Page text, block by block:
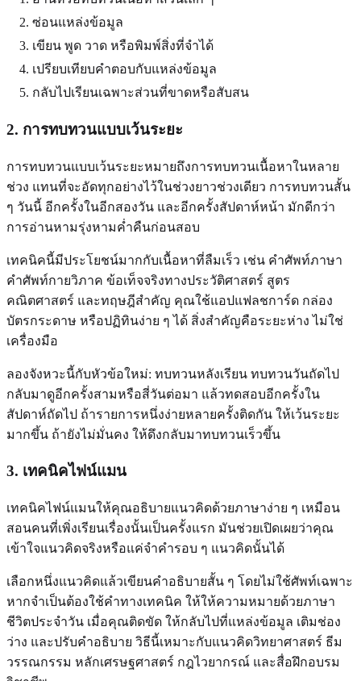
ซ่อนแหล่งข้อมูล
เขียน พูด วาด หรือพิมพ์สิ่งที่จำได้
เปรียบเทียบคำตอบกับแหล่งข้อมูล
กลับไปเรียนเฉพาะส่วนที่ขาดหรือสับสน
2. การทบทวนแบบเว้นระยะ
การทบทวนแบบเว้นระยะหมายถึงการทบทวนเนื้อหาในหลาย
ช่วง แทนที่จะอัดทุกอย่างไว้ในช่วงยาวช่วงเดียว การทบทวนสั้น
ๆ วันนี้ อีกครั้งในอีกสองวัน และอีกครั้งสัปดาห์หน้า มักดีกว่า
การอ่านหามรุ่งหามค่ำคืนก่อนสอบ
เทคนิคนี้มีประโยชน์มากกับเนื้อหาที่ลืมเร็ว เช่น คำศัพท์ภาษา
คำศัพท์กายวิภาค ข้อเท็จจริงทางประวัติศาสตร์ สูตร
คณิตศาสตร์ และทฤษฎีสำคัญ คุณใช้แอปแฟลชการ์ด กล่อง
บัตรกระดาษ หรือปฏิทินง่าย ๆ ได้ สิ่งสำคัญคือระยะห่าง ไม่ใช่
เครื่องมือ
ลองจังหวะนี้กับหัวข้อใหม่: ทบทวนหลังเรียน ทบทวนวันถัดไป
กลับมาดูอีกครั้งสามหรือสี่วันต่อมา แล้วทดสอบอีกครั้งใน
สัปดาห์ถัดไป ถ้ารายการหนึ่งง่ายหลายครั้งติดกัน ให้เว้นระยะ
มากขึ้น ถ้ายังไม่มั่นคง ให้ดึงกลับมาทบทวนเร็วขึ้น
3. เทคนิคไฟน์แมน
เทคนิคไฟน์แมนให้คุณอธิบายแนวคิดด้วยภาษาง่าย ๆ เหมือน
สอนคนที่เพิ่งเรียนเรื่องนั้นเป็นครั้งแรก มันช่วยเปิดเผยว่าคุณ
เข้าใจแนวคิดจริงหรือแค่จำคำรอบ ๆ แนวคิดนั้นได้
เลือกหนึ่งแนวคิดแล้วเขียนคำอธิบายสั้น ๆ โดยไม่ใช้ศัพท์เฉพาะ
หากจำเป็นต้องใช้คำทางเทคนิค ให้ให้ความหมายด้วยภาษา
ชีวิตประจำวัน เมื่อคุณติดขัด ให้กลับไปที่แหล่งข้อมูล เติมช่อง
ว่าง และปรับคำอธิบาย วิธีนี้เหมาะกับแนวคิดวิทยาศาสตร์ ธีม
วรรณกรรม หลักเศรษฐศาสตร์ กฎไวยากรณ์ และสื่อฝึกอบรม